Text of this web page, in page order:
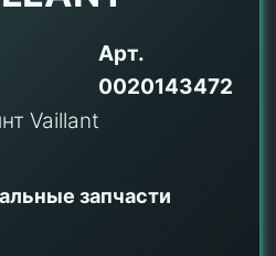
Арт.
0020143472
запчасти